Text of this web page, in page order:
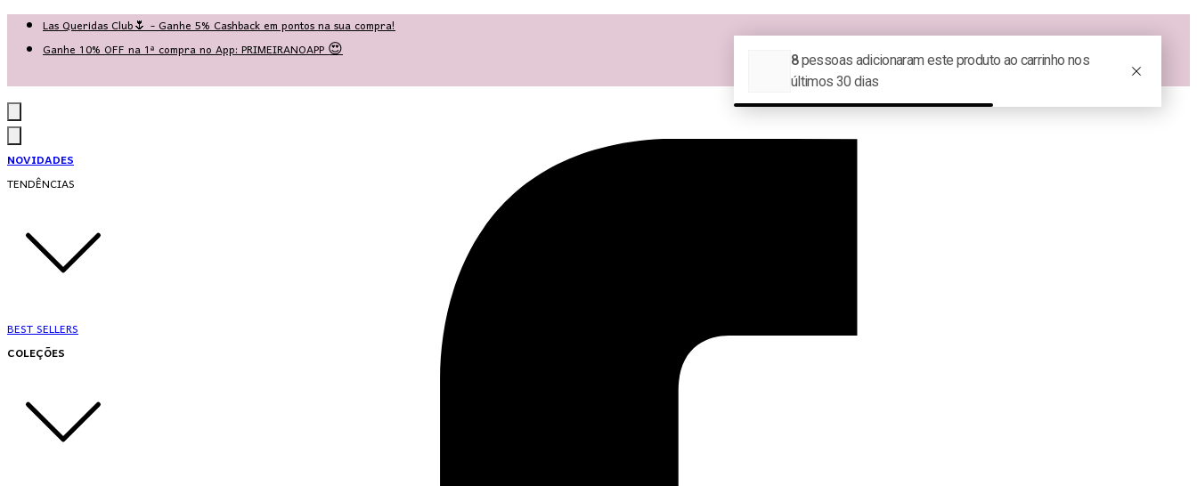
Las Queridas Club🌷 - Ganhe 5% Cashback em pontos na sua compra!
Ganhe 10% OFF na 1ª compra no App: PRIMEIRANOAPP 😍
NOVIDADES
TENDÊNCIAS
BEST SELLERS
COLEÇÕES